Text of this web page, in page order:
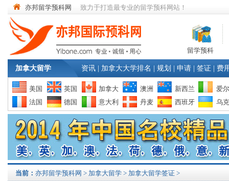
亦邦留学预科网 致力于打造最专业的留学预科网站！
留学预科
加拿大留学 资讯 加拿大大学排名 规划 申请 签证 费
美国 英国 加拿大 澳洲 新西兰
爱
法国
德国 意大利 丹麦 西班牙 乌
当前： 亦邦留学预科网 > 加拿大留学 > 加拿大留学签证 >